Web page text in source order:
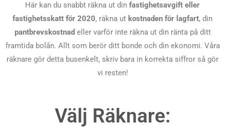
Här kan du snabbt räkna ut din fastighetsavgift eller
fastighetsskatt för 2020, räkna ut kostnaden för lagfart, din
pantbrevskostnad eller varför inte räkna ut din ränta på ditt
framtida bolån. Allt som berör ditt bonde och din ekonomi. Våra
räknare gör detta busenkelt, skriv bara in korrekta siffror så gör
vi resten!
Välj Räknare: